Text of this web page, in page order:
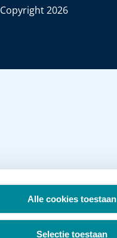
Alle cookies toestaan
Selectie toestaan
Copyright 2026